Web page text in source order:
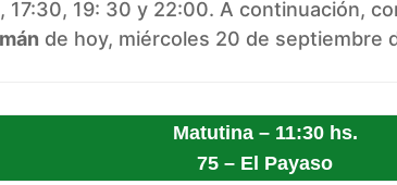
17:30, 19: 30 y 22:00. A continuación,
de hoy, miércoles 20 de septiembre
Matutina – 11:30 hs.
75 – El Payaso